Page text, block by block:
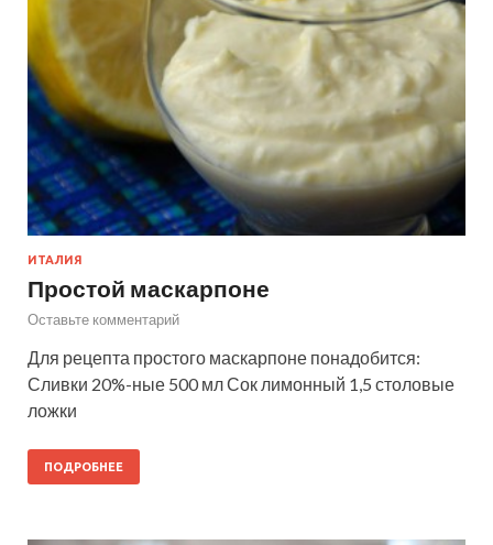
ИТАЛИЯ
Простой маскарпоне
Оставьте комментарий
Для рецепта простого маскарпоне понадобится:
Сливки 20%-ные 500 мл Сок лимонный 1,5 столовые
ложки
ПОДРОБНЕЕ